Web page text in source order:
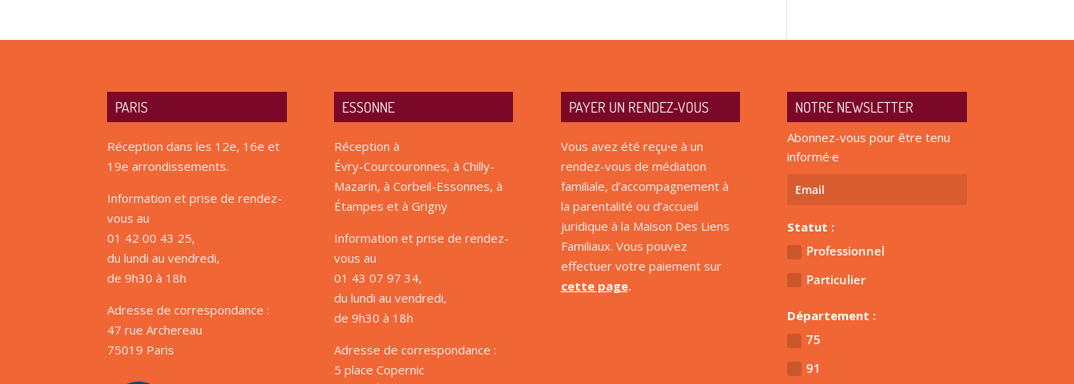
PARIS
Réception dans les 12e, 16e et
19e arrondissements.
Information et prise de rendez-
vous au
01 42 00 43 25,
du lundi au vendredi,
de 9h30 à 18h
Adresse de correspondance :
47 rue Archereau
75019 Paris
ESSONNE
Réception à
Évry-Courcouronnes, à Chilly-
Mazarin, à Corbeil-Essonnes, à
Étampes et à Grigny
Information et prise de rendez-
vous au
01 43 07 97 34,
du lundi au vendredi,
de 9h30 à 18h
Adresse de correspondance :
5 place Copernic
PAYER UN RENDEZ-VOUS
Vous avez été reçu·e à un
rendez-vous de médiation
familiale, d’accompagnement à
la parentalité ou d’accueil
juridique à la Maison Des Liens
Familiaux. Vous pouvez
effectuer votre paiement sur
cette page.
NOTRE NEWSLETTER
Abonnez-vous pour être tenu
informé·e
Statut :
Professionnel
Particulier
Département :
75
91